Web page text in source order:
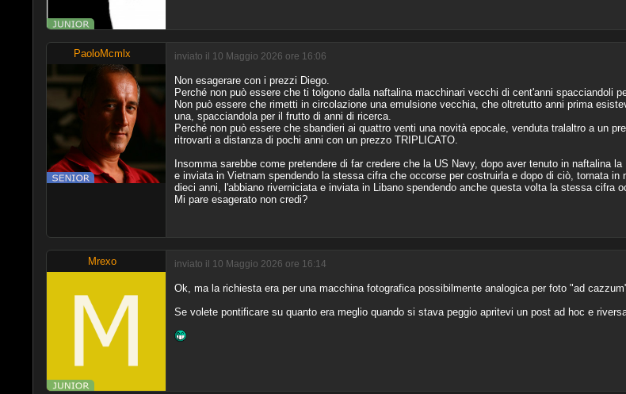
PaoloMcmlx inviato il 10 Maggio 2026 ore 16:06
Non esagerare con i prezzi Diego.
Perché non può essere che ti tolgono dalla naftalina macchinari vecchi di cent'anni spacciandoli
Non può essere che rimetti in circolazione una emulsione vecchia, che oltretutto anni prima
una, spacciandola per il frutto di anni di ricerca.
Perché non può essere che sbandieri ai quattro venti una novità epocale, venduta tralaltro a un
ritrovarti a distanza di pochi anni con un prezzo TRIPLICATO.
Insomma sarebbe come pretendere di far credere che la US Navy, dopo aver tenuto in naftalina
e inviata in Vietnam spendendo la stessa cifra che occorse per costruirla e dopo di ciò, tornata in
dieci anni, l'abbiano riverniciata e inviata in Libano spendendo anche questa volta la stessa cifra
Mi pare esagerato non credi?
Mrexo inviato il 10 Maggio 2026 ore 16:14
Ok, ma la richiesta era per una macchina fotografica possibilmente analogica per foto "ad
Se volete pontificare su quanto era meglio quando si stava peggio apritevi un post ad hoc e